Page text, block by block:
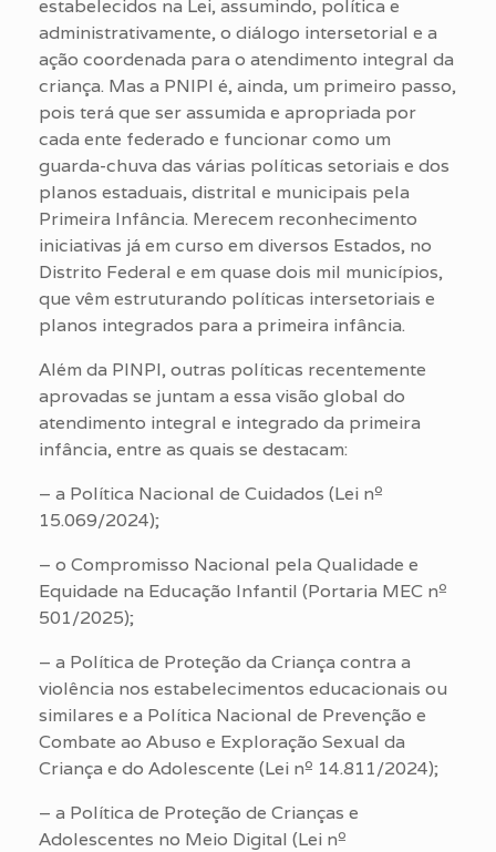
estabelecidos na Lei, assumindo, política e
administrativamente, o diálogo intersetorial e a
ação coordenada para o atendimento integral da
criança. Mas a PNIPI é, ainda, um primeiro passo,
pois terá que ser assumida e apropriada por
cada ente federado e funcionar como um
guarda-chuva das várias políticas setoriais e dos
planos estaduais, distrital e municipais pela
Primeira Infância. Merecem reconhecimento
iniciativas já em curso em diversos Estados, no
Distrito Federal e em quase dois mil municípios,
que vêm estruturando políticas intersetoriais e
planos integrados para a primeira infância.
Além da PINPI, outras políticas recentemente
aprovadas se juntam a essa visão global do
atendimento integral e integrado da primeira
infância, entre as quais se destacam:
– a Política Nacional de Cuidados (Lei nº
15.069/2024);
– o Compromisso Nacional pela Qualidade e
Equidade na Educação Infantil (Portaria MEC nº
501/2025);
– a Política de Proteção da Criança contra a
violência nos estabelecimentos educacionais ou
similares e a Política Nacional de Prevenção e
Combate ao Abuso e Exploração Sexual da
Criança e do Adolescente (Lei nº 14.811/2024);
– a Política de Proteção de Crianças e
Adolescentes no Meio Digital (Lei nº